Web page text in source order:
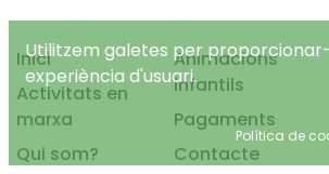
Inici
Activitats en
marxa
Qui som?
Animacions
infantils
Pagaments
Contacte
Utilitzem galetes per
experiència d'usuari.
Política de